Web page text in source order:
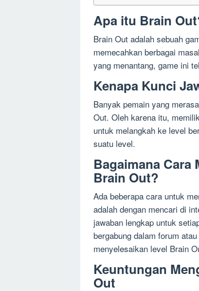
Apa itu Brain
Brain Out adalah sebuah
memecahkan berbagai
yang menantang, game ini
Kenapa Kunci
Banyak pemain yang
Out. Oleh karena itu,
untuk melangkah ke level
suatu level.
Bagaimana Cara
Brain Out?
Ada beberapa cara untuk
adalah dengan mencari di
jawaban lengkap untuk
bergabung dalam forum
menyelesaikan level Brain
Keuntungan
Out